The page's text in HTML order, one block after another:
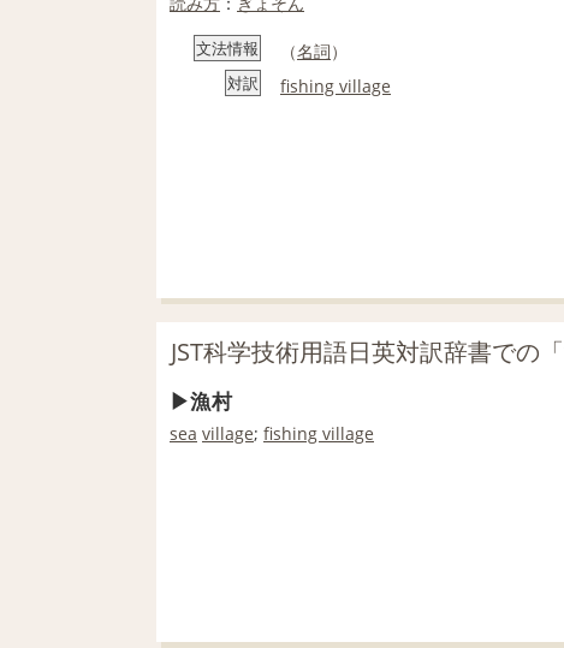
文法情報 （名詞）
対訳 fishing village
JST科学技術用語日英対訳辞書での
漁村
sea village; fishing village